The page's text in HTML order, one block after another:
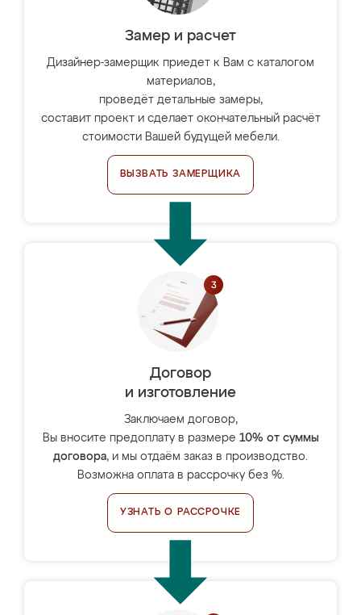
Замер и расчет
Дизайнер-замерщик приедет к Вам с каталогом
материалов,
проведёт детальные замеры,
составит проект и сделает окончательный расчёт
стоимости Вашей будущей мебели.
ВЫЗВАТЬ ЗАМЕРЩИКА
Договор
и изготовление
Заключаем договор,
Вы вносите предоплату в размере 10% от суммы
договора, и мы отдаём заказ в производство.
Возможна оплата в рассрочку без %.
УЗНАТЬ О РАССРОЧКЕ